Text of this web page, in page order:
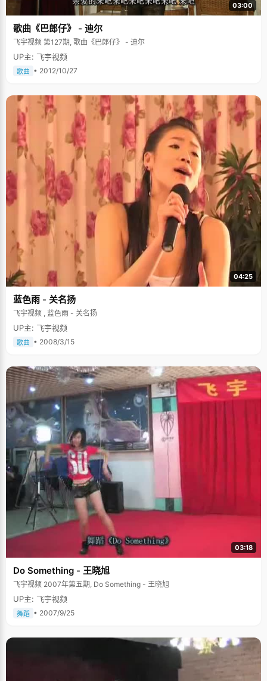
03:00
歌曲《巴郎仔》 - 迪尔
飞宇视频 第127期, 歌曲《巴郎仔》 - 迪尔
UP主: 飞宇视频
歌曲 • 2012/10/27
04:25
蓝色雨 - 关名扬
飞宇视频 , 蓝色雨 - 关名扬
UP主: 飞宇视频
歌曲 • 2008/3/15
03:18
Do Something - 王晓旭
飞宇视频 2007年第五期, Do Something - 王晓旭
UP主: 飞宇视频
舞蹈 • 2007/9/25